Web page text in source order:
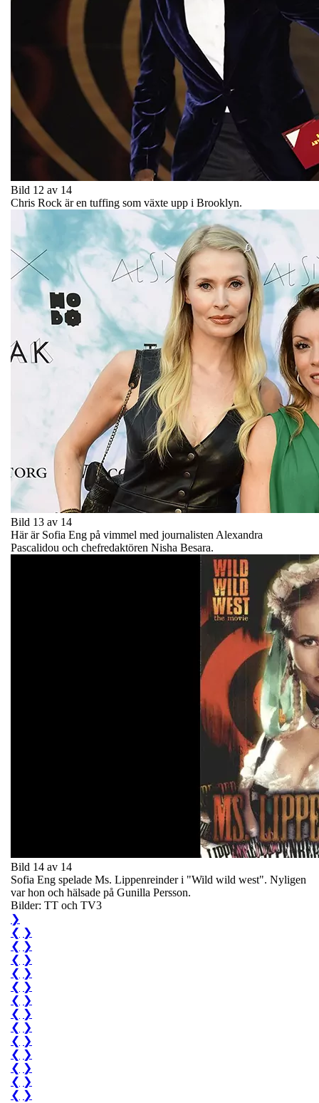
Bild 12 av 14
Chris Rock är en tuffing som växte upp i Brooklyn.
Bild 13 av 14
Här är Sofia Eng på vimmel med journalisten Alexandra
Pascalidou och chefredaktören Nisha Besara.
Bild 14 av 14
Sofia Eng spelade Ms. Lippenreinder i "Wild wild west". Nyligen
var hon och hälsade på Gunilla Persson.
Bilder: TT och TV3
❯
❮ ❯
❮ ❯
❮ ❯
❮ ❯
❮ ❯
❮ ❯
❮ ❯
❮ ❯
❮ ❯
❮ ❯
❮ ❯
❮ ❯
❮ ❯